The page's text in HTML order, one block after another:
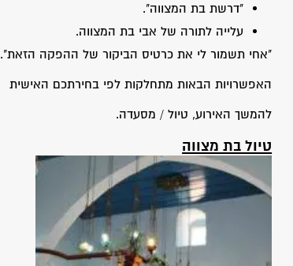
"דרשת בת המצווה".
עלייה לתורה של אבי בת המצווה.
"אחי תשמור לי את כרטיס הביקור של ההפקה הזאת".
האפשרויות הבאות מתחלקות לפי בחירתכם האישית
להמשך האירוע, טיול / מסעדה.
טיול בת מצווה